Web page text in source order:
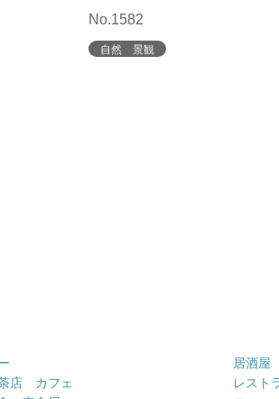
No.1582
自然 景観
居酒屋
店 カフェ
レスト